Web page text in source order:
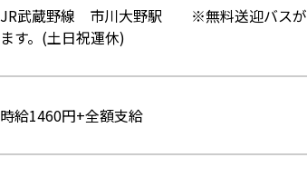
JR武蔵野線 市川大野駅 ※無料送迎バスが
ます。(土日祝運休)
時給1460円+全額支給